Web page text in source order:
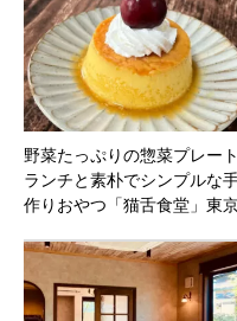
野菜たっぷりの惣菜プレート
ランチと素朴でシンプルな
作りおやつ「猫舌食堂」東